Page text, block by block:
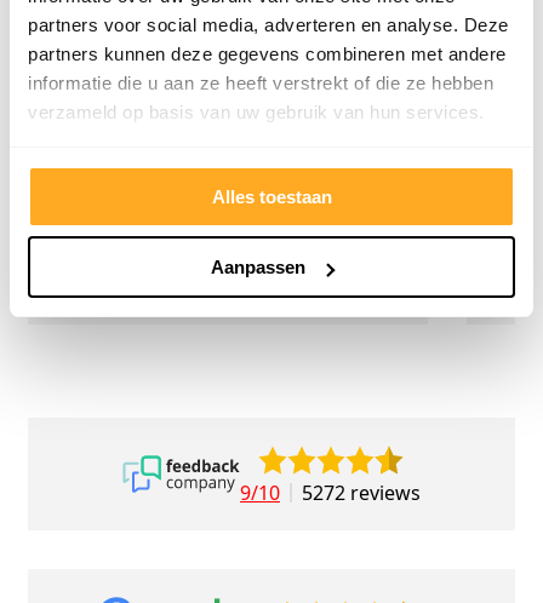
partners voor social media, adverteren en analyse. Deze
partners kunnen deze gegevens combineren met andere
informatie die u aan ze heeft verstrekt of die ze hebben
verzameld op basis van uw gebruik van hun services.
Alles toestaan
Aanpassen
Top geholpen en voor een mooie prijs alles
kunnen kopen wat ik wil. Heel vriendelijk,
meedenkend en tegemoetkomend
personeel! Bedankt!
Het
echt
9/10 5272 reviews